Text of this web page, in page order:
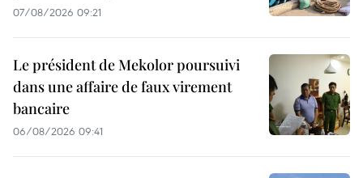
07/08/2026 09:21
Le président de Mekolor poursuivi
dans une affaire de faux virement
bancaire
06/08/2026 09:41